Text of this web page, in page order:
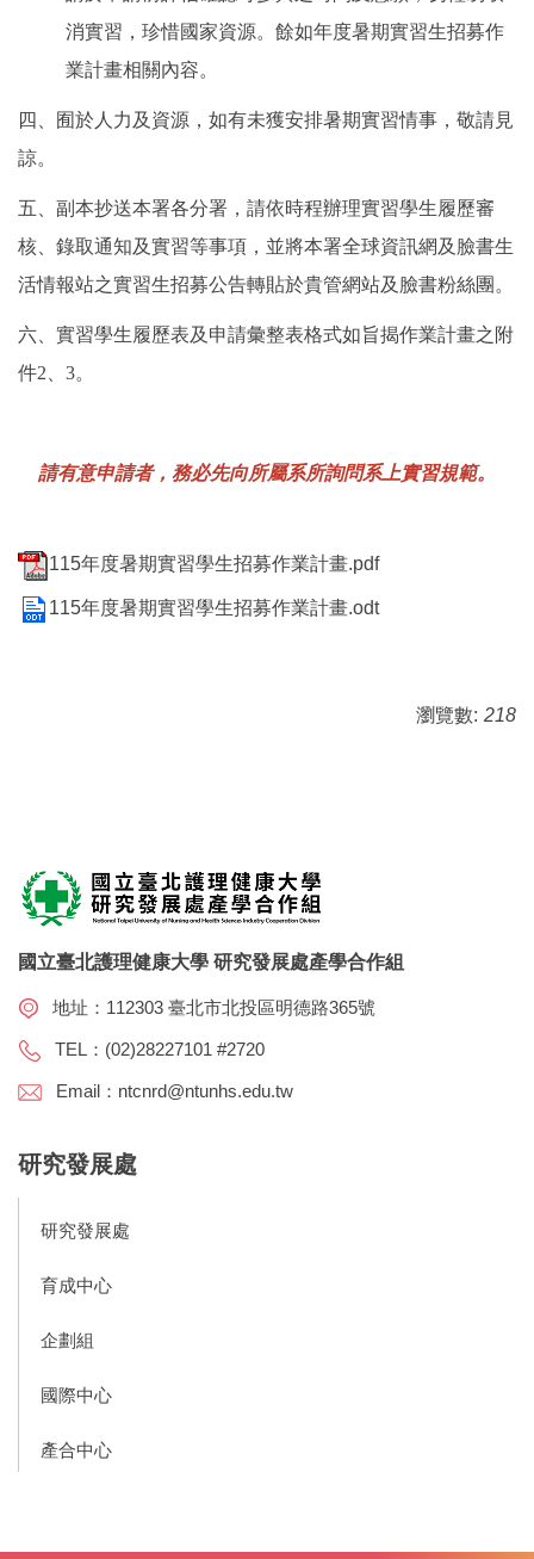
消實習，珍惜國家資源。餘如年度暑期實習生招募作
業計畫相關內容。
四、囿於人力及資源，如有未獲安排暑期實習情事，敬請見
諒。
五、副本抄送本署各分署，請依時程辦理實習學生履歷審
核、錄取通知及實習等事項，並將本署全球資訊網及臉書生
活情報站之實習生招募公告轉貼於貴管網站及臉書粉絲團。
六、實習學生履歷表及申請彙整表格式如旨揭作業計畫之附
件2、3。
請有意申請者，務必先向所屬系所詢問系上實習規範。
115年度暑期實習學生招募作業計畫.pdf
115年度暑期實習學生招募作業計畫.odt
瀏覽數: 218
國立臺北護理健康大學 研究發展處產學合作組
地址：112303 臺北市北投區明德路365號
TEL：(02)28227101 #2720
Email：ntcnrd@ntunhs.edu.tw
研究發展處
研究發展處
育成中心
企劃組
國際中心
產合中心